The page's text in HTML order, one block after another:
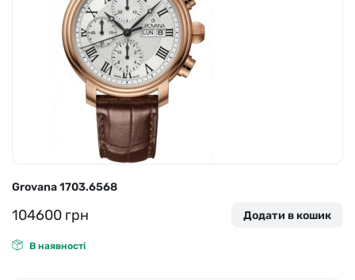
Grovana 1703.6568
104600 грн Додати в кошик
В наявності